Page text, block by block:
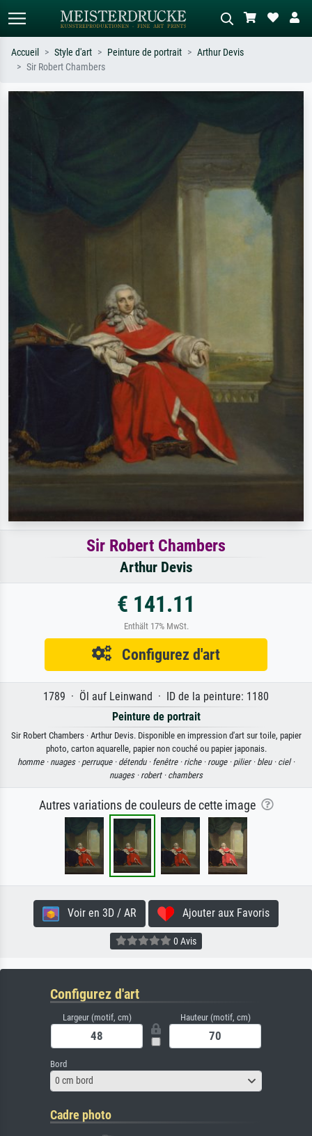
tableau sombre, nu debout près d'un
Accueil Style d'art Peinture de portrait
Arthur Devis
Sir Robert Chambers
Sir Robert Chambers
Arthur Devis
€ 141.11
Enthält 17% MwSt.
Configurez d'art
1789 · Öl auf Leinwand · ID de la peinture: 1180
Peinture de portrait
Sir Robert Chambers · Arthur Devis. Disponible en impression d'art sur toile, papier
photo, carton aquarelle, papier non couché ou papier japonais.
homme · nuages · perruque · détendu · fenêtre · riche · rouge · pilier · bleu · ciel ·
nuages · robert · chambers
Autres variations de couleurs de cette image
Voir en 3D / AR Ajouter aux Favoris
0 Avis
Configurez d'art
Largeur (motif, cm) Hauteur (motif, cm)
Bord
0 cm bord
Cadre photo